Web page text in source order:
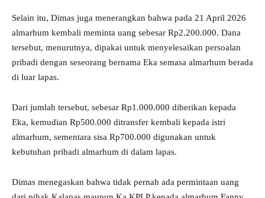
Selain itu, Dimas juga menerangkan bahwa pada 21 April 2026
almarhum kembali meminta uang sebesar Rp2.200.000. Dana
tersebut, menurutnya, dipakai untuk menyelesaikan persoalan
pribadi dengan seseorang bernama Eka semasa almarhum berada
di luar lapas.
Dari jumlah tersebut, sebesar Rp1.000.000 diberikan kepada
Eka, kemudian Rp500.000 ditransfer kembali kepada istri
almarhum, sementara sisa Rp700.000 digunakan untuk
kebutuhan pribadi almarhum di dalam lapas.
Dimas menegaskan bahwa tidak pernah ada permintaan uang